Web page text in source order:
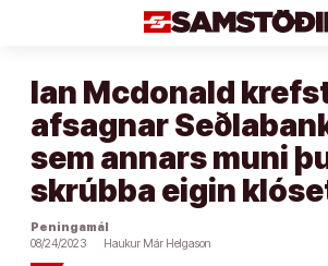
Ian Mcdonald
afsagnar
sem annars muni
skrúbba eigin
Peningamál
08/24/2023
Haukur Már Helgason